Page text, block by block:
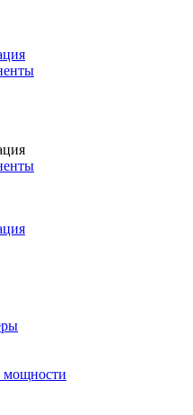
мощности